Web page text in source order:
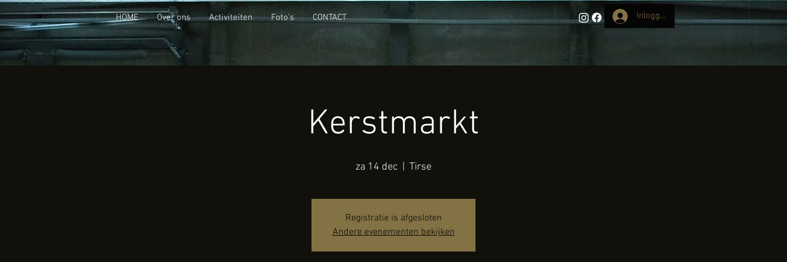
HOME Over ons Activiteiten Foto's CONTACT Inloggen
Kerstmarkt
za 14 dec Tirse
Registratie is afgesloten
Andere evenementen bekijken